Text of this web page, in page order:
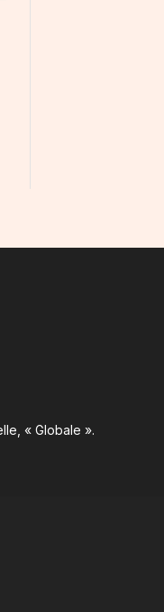
« Globale ».